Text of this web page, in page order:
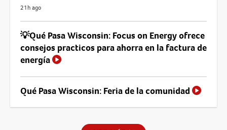
21h ago
💡Qué Pasa Wisconsin: Focus on Energy ofrece
consejos practicos para ahorra en la factura de
energía
Qué Pasa Wisconsin: Feria de la comunidad